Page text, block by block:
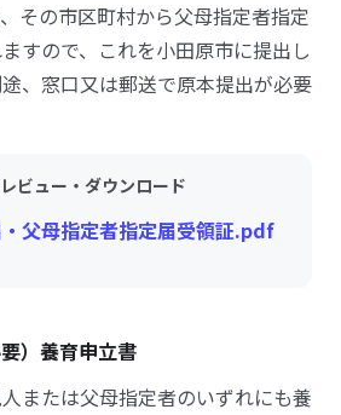
その市区町村から父母指定者指定
すので、これを小田原市に提出し
、窓口又は郵送で原本提出が必要
ビュー・ダウンロード
父母指定者指定届受領証.pdf
）養育申立書
または父母指定者のいずれにも養